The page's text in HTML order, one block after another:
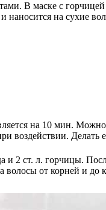
В маске с
наносится на сухие
на 10 мин.
воздействии. Делать
и 2 ст. л. горчицы.
от корней и